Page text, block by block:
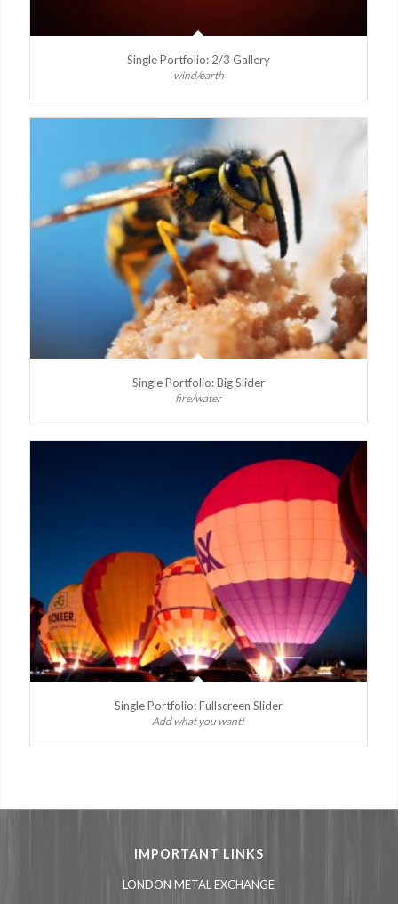
Single Portfolio: 2/3 Gallery
wind/earth
Single Portfolio: Big Slider
fire/water
Single Portfolio: Fullscreen Slider
Add what you want!
IMPORTANT LINKS
LONDON METAL EXCHANGE